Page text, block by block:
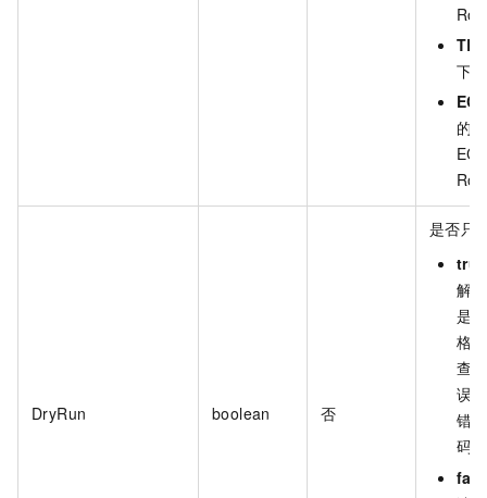
TR
下
的
DryRun boolean 否
是否只
true
解
是
格
查
误
错误
码